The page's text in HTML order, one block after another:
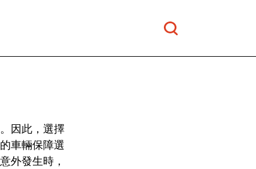
因此，選擇
車輛保障選
外發生時，